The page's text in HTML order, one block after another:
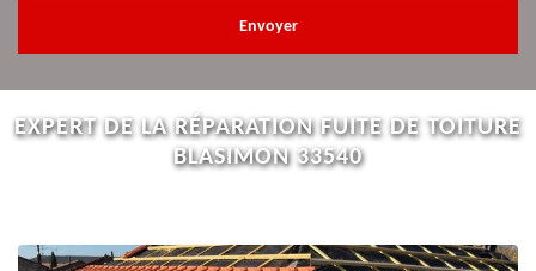
EXPERT DE LA RÉPARATION FUITE DE TOITURE
BLASIMON 33540